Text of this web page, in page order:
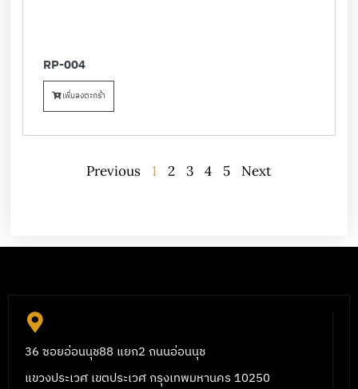
RP-004
เพิ่มลงตะกร้า
Previous 1 2 3 4 5 Next
36 ซอยอ่อนนุช88 แยก2 ถนนอ่อนนุช
แขวงประเวศ เขตประเวศ กรุงเทพมหานคร 10250